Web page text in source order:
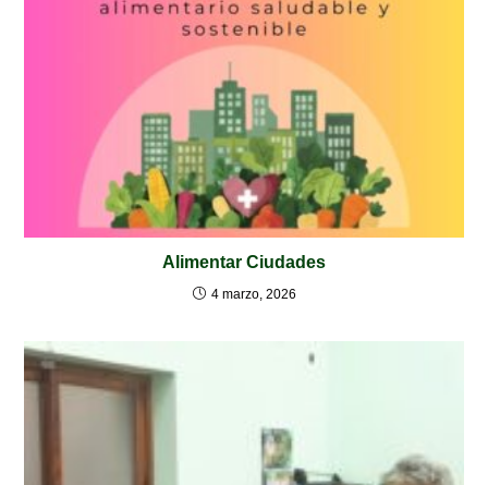
Alimentar Ciudades
4 marzo, 2026